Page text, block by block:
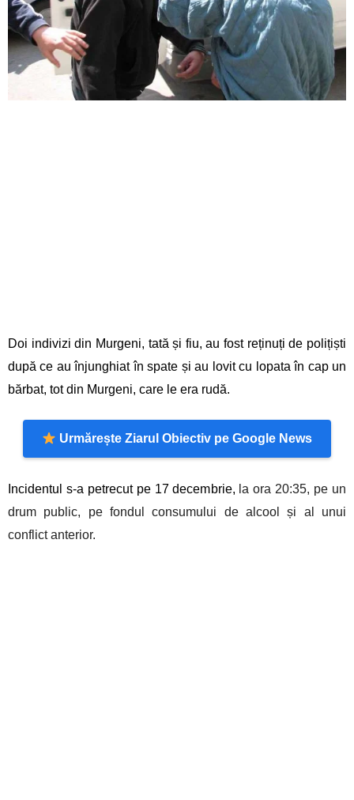
Doi indivizi din Murgeni, tată și fiu, au fost reținuți de polițiști
după ce au înjunghiat în spate și au lovit cu lopata în cap un
bărbat, tot din Murgeni, care le era rudă.
Urmărește Ziarul Obiectiv pe Google News
Incidentul s-a petrecut pe 17 decembrie, la ora 20:35, pe un
drum public, pe fondul consumului de alcool și al unui
conflict anterior.